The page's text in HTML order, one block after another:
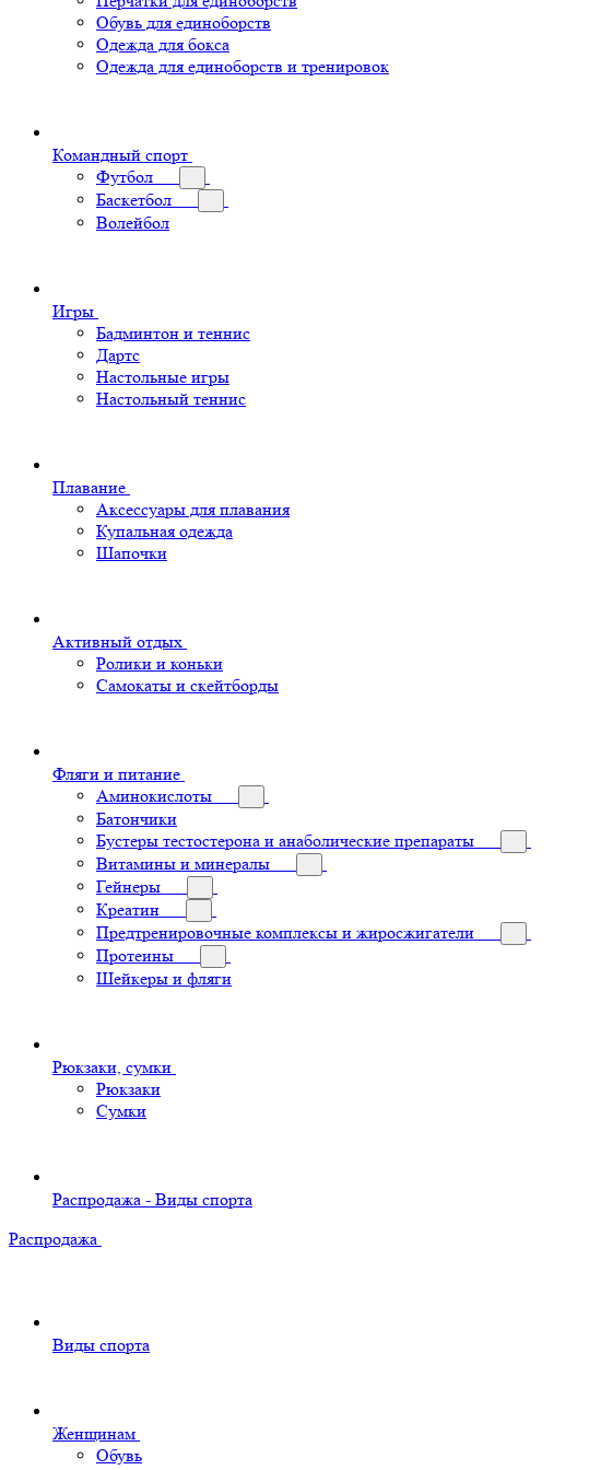
Обувь для единоборств
Одежда для бокса
Одежда для единоборств и тренировок
Командный спорт
Футбол
Баскетбол
Волейбол
Игры
Бадминтон и теннис
Дартс
Настольные игры
Настольный теннис
Плавание
Аксессуары для плавания
Купальная одежда
Шапочки
Активный отдых
Ролики и коньки
Самокаты и скейтборды
Фляги и питание
Аминокислоты
Батончики
Бустеры тестостерона и анаболические препараты
Витамины и минералы
Гейнеры
Креатин
Предтренировочные комплексы и жиросжигатели
Протеины
Шейкеры и фляги
Рюкзаки, сумки
Рюкзаки
Сумки
Распродажа - Виды спорта
Распродажа
Виды спорта
Женщинам
Обувь